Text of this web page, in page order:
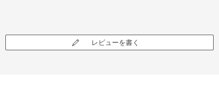
レビューを書く